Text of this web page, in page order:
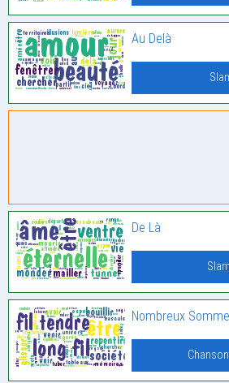
Au Delà
De Là
Nombreux